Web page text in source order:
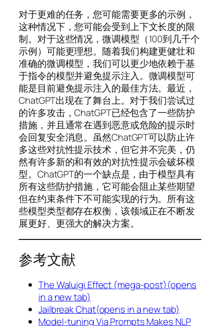
对于更难的任务，您可能需要更多的示例，
这种情况下，您可能会受到上下文长度的限
制。对于这些情况，微调模型（100到几千个
示例）可能更理想。随着我们构建更健壮和
准确的微调模型，我们可以更少地依赖于基
于指令的模型并避免提示注入。微调模型可
能是目前避免提示注入的最佳方法。最近，
ChatGPT出现在了舞台上。对于我们尝试过
的许多攻击，ChatGPT已经包含了一些防护
措施，并且通常在遇到恶意或危险的提示时
会回复安全消息。虽然ChatGPT可以防止许
多这些对抗性提示技术，但它并不完美，仍
然有许多新的和有效的对抗性提示会破坏模
型。ChatGPT的一个缺点是，由于模型具有
所有这些防护措施，它可能会阻止某些期望
但在约束条件下不可能实现的行为。所有这
些模型类型都存在权衡，该领域正在不断发
展更好、更强大的解决方案。
参考文献
The Waluigi Effect (mega-post)(opens
in a new tab)
Jailbreak Chat(opens in a new tab)
Model-tuning Via Prompts Makes NLP